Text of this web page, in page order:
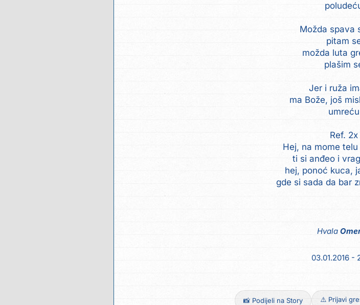
Možda spava
pitam
možda luta
plašim
Jer i ruža
ma Bože, još
umreću
Ref. 2x
Hej, na mome
ti si anđeo i
hej, ponoć kuca,
gde si sada da bar
Hvala
03.01.2016 -
📸 Podijeli na Story ⚠️ Prijavi